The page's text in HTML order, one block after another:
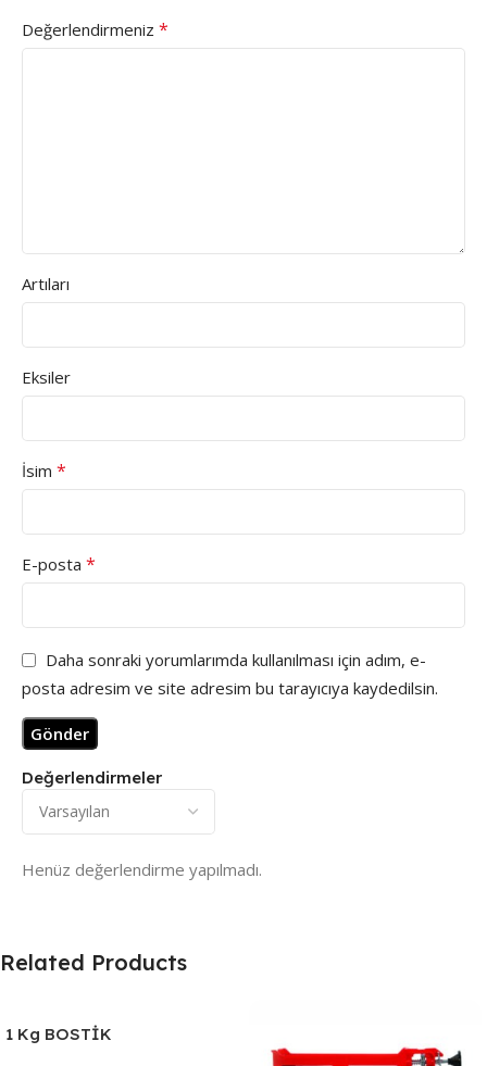
Değerlendirmeler
Henüz değerlendirme yapılmadı.
Değerlendirmeniz *
Artıları
Eksiler
İsim *
E-posta *
Daha sonraki yorumlarımda kullanılması için adım, e-
posta adresim ve site adresim bu tarayıcıya kaydedilsin.
Related Products
1 Kg BOSTİK